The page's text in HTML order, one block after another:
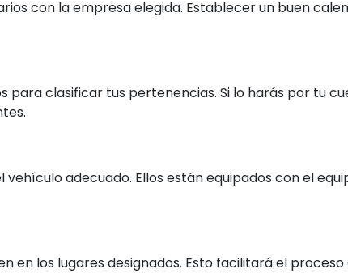
con la empresa elegida. Establecer un buen
clasificar tus pertenencias. Si lo harás por tu
adecuado. Ellos están equipados con el
en los lugares designados. Esto facilitará el